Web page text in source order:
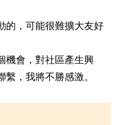
的，可能很難擴大友好
機會，對社區產生興
，我將不勝感激。